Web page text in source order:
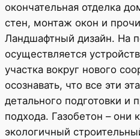
окончательная отделка
стен, монтаж окон и
Ландшафтный дизайн. На
осуществляется
участка вокруг нового
осознавать, что все эти
детального подготовки и
подхода. Газобетон – они
экологичный